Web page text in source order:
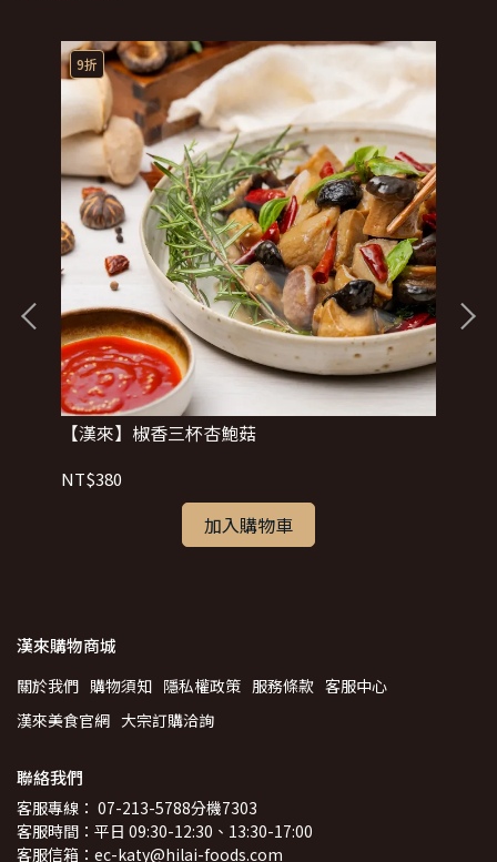
9折
【漢來】椒香三杯杏鮑菇
NT$380
加入購物車
漢來購物商城
關於我們 購物須知 隱私權政策 服務條款 客服中心
漢來美食官網 大宗訂購洽詢
聯絡我們
客服專線： 07-213-5788分機7303
客服時間：平日 09:30-12:30、13:30-17:00
客服信箱：ec-katy@hilai-foods.com